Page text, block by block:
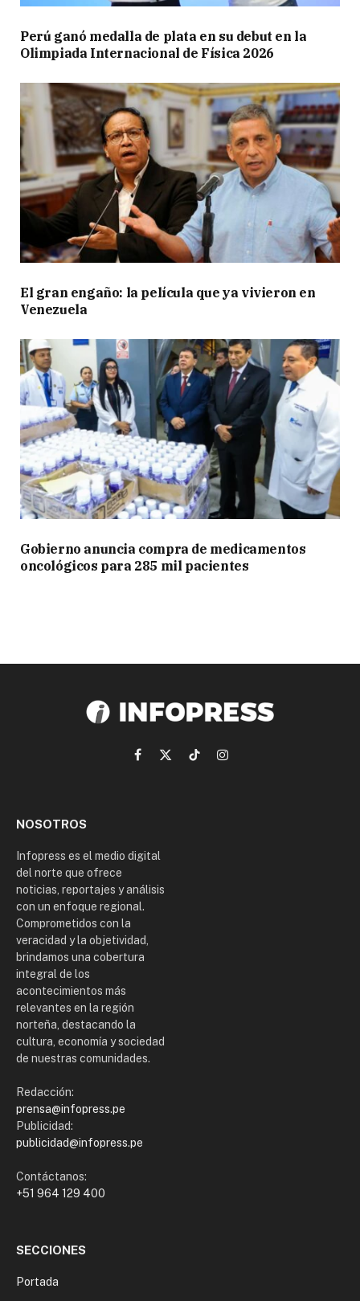
Perú ganó medalla de plata en su debut en la
Olimpiada Internacional de Física 2026
El gran engaño: la película que ya vivieron en
Venezuela
Gobierno anuncia compra de medicamentos
oncológicos para 285 mil pacientes
Facebook
X
TikTokInstagram
NOSOTROS
Infopress es el medio digital
del norte que ofrece
noticias, reportajes y análisis
con un enfoque regional.
Comprometidos con la
veracidad y la objetividad,
brindamos una cobertura
integral de los
acontecimientos más
relevantes en la región
norteña, destacando la
cultura, economía y sociedad
de nuestras comunidades.
Redacción:
prensa@infopress.pe
Publicidad:
publicidad@infopress.pe
Contáctanos:
+51 964 129 400
SECCIONES
Portada